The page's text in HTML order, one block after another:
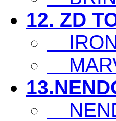
12. ZD